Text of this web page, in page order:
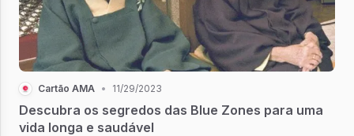
Cartão AMA • 11/29/2023
Descubra os segredos das Blue Zones para uma
vida longa e saudável